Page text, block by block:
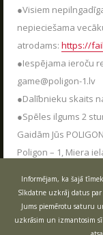
●Visiem
nepieciešama
atrodams: https://
●Iespējama ieroču
game@poligon-1.lv
●Dalībnieku skaits
●Spēles ilgums 2
Gaidām Jūs
Poligon – 1, Miera
04.12.2025
Poligon 1
sezonu.
Informējam, ka šajā
Sīkdatne uzkrāj datus
Jums piemērotu saturu
uzkrāsim un izmantosim